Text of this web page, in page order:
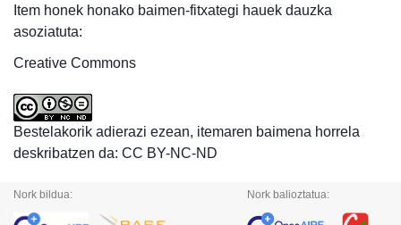
Item honek honako baimen-fitxategi hauek dauzka
asoziatuta:
Creative Commons
Bestelakorik adierazi ezean, itemaren baimena horrela
deskribatzen da: CC BY-NC-ND
Nork bildua: Nork balioztatua: